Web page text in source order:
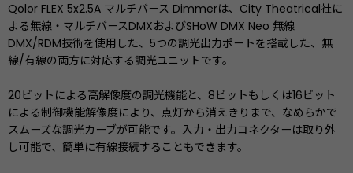
Qolor FLEX 5x2.5A マルチバース Dimmerは、City Theatrical社に
よる無線・マルチバースDMXおよびSHoW DMX Neo 無線
DMX/RDM技術を使用した、5つの調光出力ポートを搭載した、無
線/有線の両方に対応する調光ユニットです。
20ビットによる高解像度の調光機能と、8ビットもしくは16ビット
による制御機能解像度により、点灯から消えきりまで、なめらかで
スムーズな調光カーブが可能です。入力・出力コネクターは取り外
し可能で、簡単に有線接続することもできます。